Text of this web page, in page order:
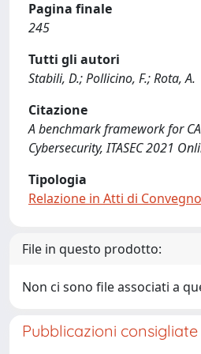
Pagina finale
245
Tutti gli autori
Stabili, D.; Pollicino, F.; Rota, A.
Citazione
A benchmark framework for
Cybersecurity, ITASEC 2021
Tipologia
Relazione in Atti di Convegno
File in questo prodotto:
Non ci sono file associati a
Pubblicazioni consigliate